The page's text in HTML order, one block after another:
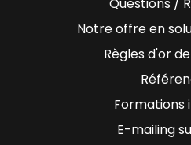
Questions /
Notre offre en
Règles d'or
Formations
E-mailing